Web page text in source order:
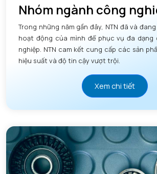
Nhóm ngành công
Trong những năm gần đây, NTN đã và đang
hoạt động của mình để phục vụ đa dạng các
nghiệp. NTN cam kết cung cấp các sản
hiệu suất và độ tin cậy vượt trội.
Xem chi tiết